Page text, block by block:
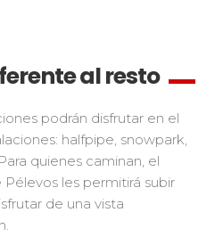
al resto
podrán disfrutar en el
halfpipe, snowpark,
quienes caminan, el
les permitirá subir
de una vista